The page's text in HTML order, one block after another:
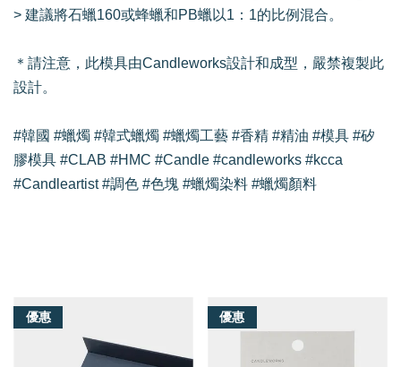
> 建議將石蠟160或蜂蠟和PB蠟以1：1的比例混合。
＊請注意，此模具由Candleworks設計和成型，嚴禁複製此
設計。
#韓國 #蠟燭 #韓式蠟燭 #蠟燭工藝 #香精 #精油 #模具 #矽
膠模具 #CLAB #HMC #Candle #candleworks #kcca
#Candleartist #調色 #色塊 #蠟燭染料 #蠟燭顏料
優惠 優惠